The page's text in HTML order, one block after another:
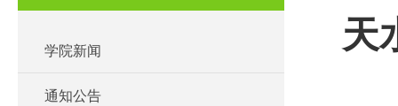
学院新闻
通知公告
天